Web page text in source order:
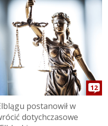
12
postanowił w
dotychczasowe